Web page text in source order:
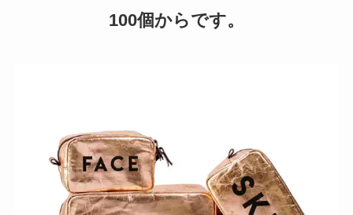
100個からです。